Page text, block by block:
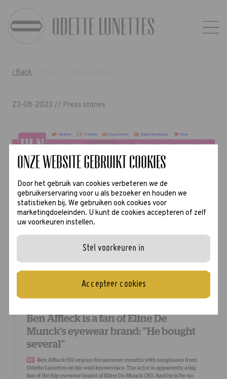
‹ Back
23-08-2023 // Press stories
Onze website gebruikt cookies
Door het gebruik van cookies verbeteren we de
gebruikerservaring voor u als bezoeker en houden we
statistieken bij. We gebruiken ook cookies voor
marketingdoeleinden. U kunt de cookies accepteren of zelf
uw voorkeuren instellen.
Stel voorkeuren in
Accepteer cookies